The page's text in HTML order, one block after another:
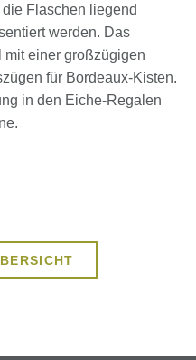
Flaschen liegend
werden. Das
einer großzügigen
für Bordeaux-Kisten.
in den Eiche-Regalen